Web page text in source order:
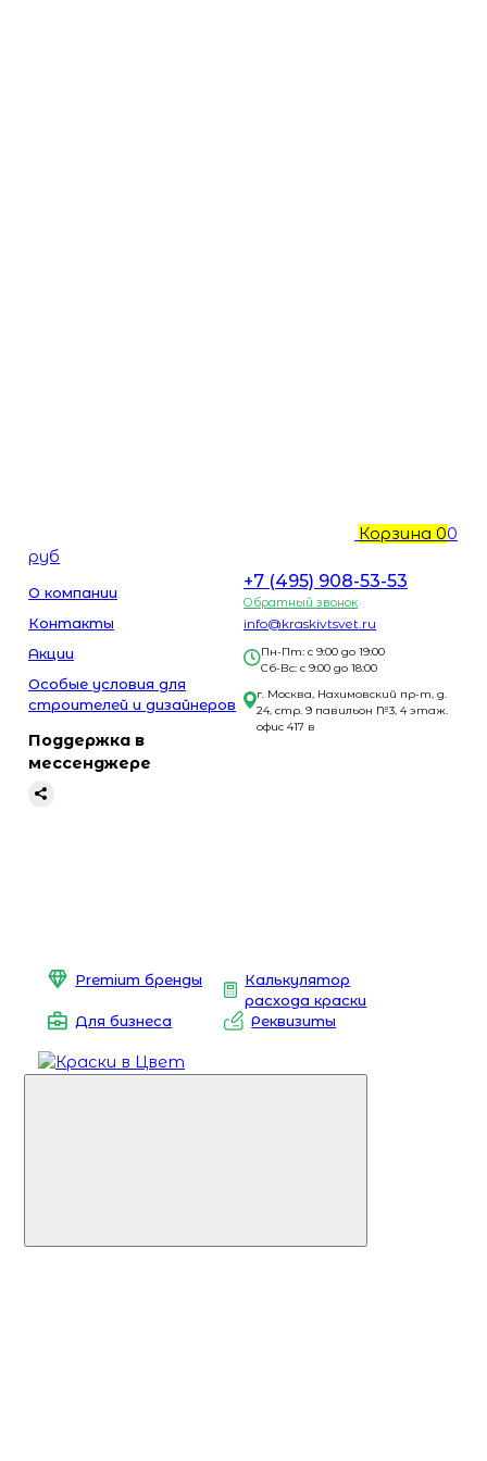
Корзина 00
руб
О компании
Контакты
Акции
Особые условия для
строителей и дизайнеров
Поддержка в
мессенджере
+7 (495) 908-53-53
Обратный звонок
info@kraskivtsvet.ru
Пн-Пт: с 9:00 до 19:00
Сб-Вс: с 9:00 до 18:00
г. Москва, Нахимовский пр-т, д.
24, стр. 9 павильон №3, 4 этаж.
офис 417 в
Premium бренды
Калькулятор
расхода краски
Для бизнеса
Реквизиты